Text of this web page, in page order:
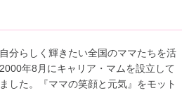
分らしく輝きたい全国のママたちを活
年8月にキャリア・マムを設立して
した。『ママの笑顔と元気』をモット